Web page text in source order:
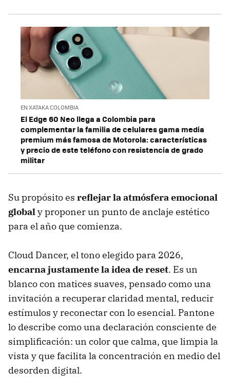
EN XATAKA COLOMBIA
El Edge 60 Neo llega a Colombia para
complementar la familia de celulares gama media
premium más famosa de Motorola: características
y precio de este teléfono con resistencia de grado
militar
Su propósito es reflejar la atmósfera emocional
globaly proponer un punto de anclaje estético
para el año que comienza.
Cloud Dancer, el tono elegido para 2026,
encarna justamente la idea de reset. Es un
blanco con matices suaves, pensado como una
invitación a recuperar claridad mental, reducir
estímulos y reconectar con lo esencial. Pantone
lo describe como una declaración consciente de
simplificación: un color que calma, que limpia la
vista y que facilita la concentración en medio del
desorden digital.